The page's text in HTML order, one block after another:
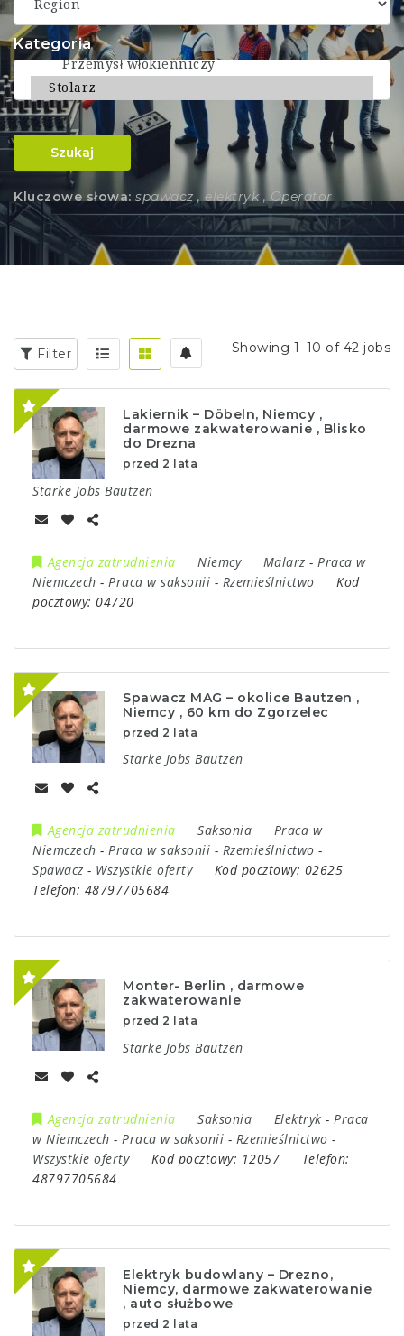
Kategoria
Szukaj
Kluczowe słowa: spawacz , elektryk , Operator
Filter Showing 1–10 of 42 jobs
Lakiernik – Döbeln, Niemcy ,
darmowe zakwaterowanie , Blisko
do Drezna
przed 2 lata
Starke Jobs Bautzen
Agencja zatrudnienia Niemcy Malarz - Praca w
Niemczech - Praca w saksonii - Rzemieślnictwo
Kod
pocztowy: 04720
Spawacz MAG – okolice Bautzen ,
Niemcy , 60 km do Zgorzelec
przed 2 lata
Starke Jobs Bautzen
Agencja zatrudnienia Saksonia
Praca w
Niemczech - Praca w saksonii - Rzemieślnictwo -
Spawacz - Wszystkie oferty Kod pocztowy: 02625
Telefon: 48797705684
Monter- Berlin , darmowe
zakwaterowanie
przed 2 lata
Starke Jobs Bautzen
Agencja zatrudnienia Saksonia Elektryk - Praca
w Niemczech - Praca w saksonii - Rzemieślnictwo -
Wszystkie oferty
Kod pocztowy: 12057
Telefon:
48797705684
Elektryk budowlany – Drezno,
Niemcy, darmowe zakwaterowanie
, auto służbowe
przed 2 lata